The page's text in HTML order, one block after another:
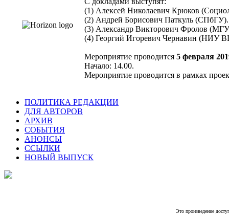
(1) Алексей Николаевич Крюков
(2) Андрей Борисович Паткуль (СПбГУ).
(3) Александр Викторович Фролов
(4) Георгий Игоревич Чернавин (НИУ
Мероприятие проводится 5 февраля
Начало: 14.00.
Мероприятие проводится в рамках
ПОЛИТИКА РЕДАКЦИИ
ДЛЯ АВТОРОВ
АРХИВ
СОБЫТИЯ
АНОНСЫ
ССЫЛКИ
НОВЫЙ ВЫПУСК
Это произведение